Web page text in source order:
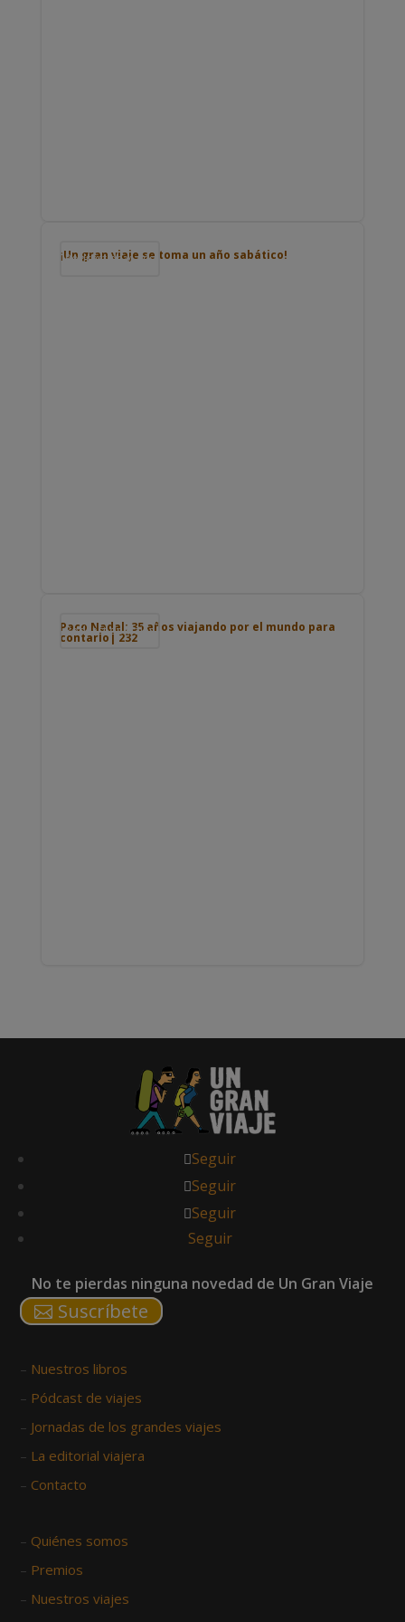
Podcast de viajes
¡Un gran viaje se toma un año sabático!
Podcast de viajes
Paco Nadal: 35 años viajando por el mundo para
contarlo| 232
Seguir
Seguir
Seguir
Seguir
No te pierdas ninguna novedad de Un Gran Viaje
Suscríbete
– Nuestros libros
– Pódcast de viajes
– Jornadas de los grandes viajes
– La editorial viajera
– Contacto
– Quiénes somos
– Premios
– Nuestros viajes